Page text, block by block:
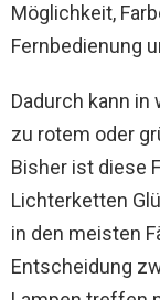
Möglichkeit,
Fernbedienung
Dadurch kann
zu rotem oder
Bisher ist diese
Lichterketten
in den meisten
Entscheidung